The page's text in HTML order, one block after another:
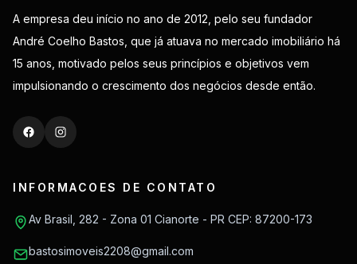
A empresa deu início no ano de 2012, pelo seu fundador
André Coelho Bastos, que já atuava no mercado imobiliário há
15 anos, motivado pelos seus princípios e objetivos vem
impulsionando o crescimento dos negócios desde então.
INFORMACOES DE CONTATO
Av Brasil, 282 - Zona 01 Cianorte - PR CEP: 87200-173
bastosimoveis2208@gmail.com